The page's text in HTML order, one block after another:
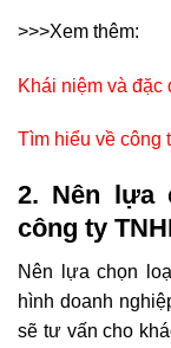
>>>Xem thêm:
Khái niệm và đặc
Tìm hiểu về công
2. Nên lựa
công ty
Nên lựa chọn
hình doanh
sẽ tư vấn cho